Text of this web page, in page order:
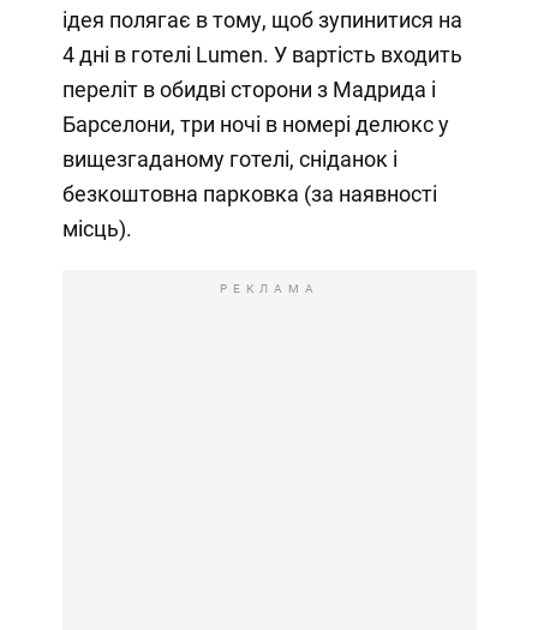
ідея полягає в тому, щоб зупинитися на
4 дні в готелі Lumen. У вартість входить
переліт в обидві сторони з Мадрида і
Барселони, три ночі в номері делюкс у
вищезгаданому готелі, сніданок і
безкоштовна парковка (за наявності
місць).
РЕКЛАМА